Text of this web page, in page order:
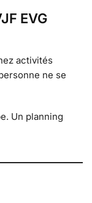
EVG
activités
ne se
Un planning